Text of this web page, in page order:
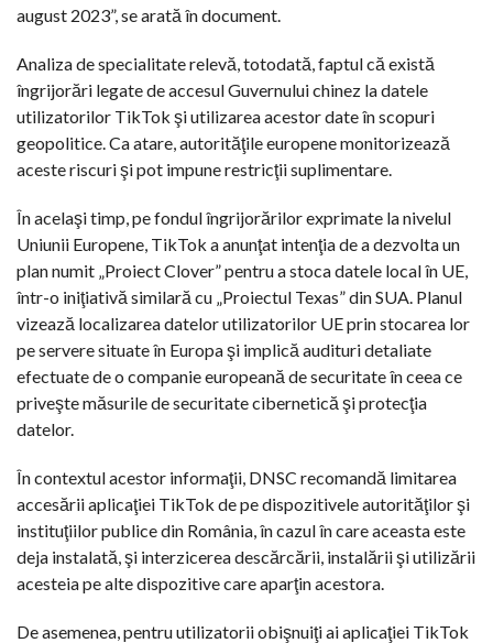
august 2023”, se arată în document.
Analiza de specialitate relevă, totodată, faptul că există
îngrijorări legate de accesul Guvernului chinez la datele
utilizatorilor TikTok şi utilizarea acestor date în scopuri
geopolitice. Ca atare, autorităţile europene monitorizează
aceste riscuri şi pot impune restricţii suplimentare.
În acelaşi timp, pe fondul îngrijorărilor exprimate la nivelul
Uniunii Europene, TikTok a anunţat intenţia de a dezvolta un
plan numit „Proiect Clover” pentru a stoca datele local în UE,
într-o iniţiativă similară cu „Proiectul Texas” din SUA. Planul
vizează localizarea datelor utilizatorilor UE prin stocarea lor
pe servere situate în Europa şi implică audituri detaliate
efectuate de o companie europeană de securitate în ceea ce
priveşte măsurile de securitate cibernetică şi protecţia
datelor.
În contextul acestor informaţii, DNSC recomandă limitarea
accesării aplicaţiei TikTok de pe dispozitivele autorităţilor şi
instituţiilor publice din România, în cazul în care aceasta este
deja instalată, şi interzicerea descărcării, instalării şi utilizării
acesteia pe alte dispozitive care aparţin acestora.
De asemenea, pentru utilizatorii obişnuiţi ai aplicaţiei TikTok